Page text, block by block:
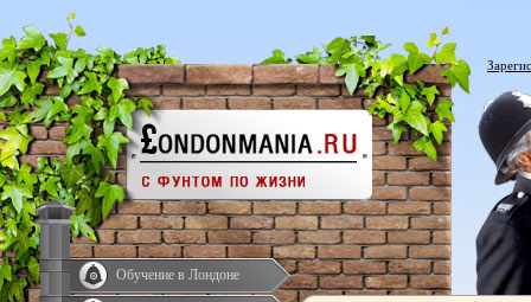
Обучение в Лондоне